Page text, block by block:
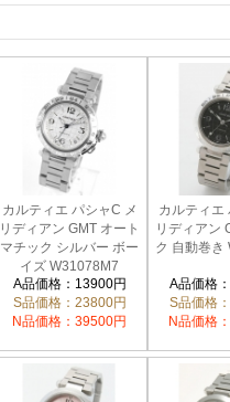
カルティエ パシャC メ
リディアン GMT オート
マチック シルバー ボー
イズ W31078M7
A品価格：13900円
S品価格：23800円
N品価格：39500円
カルティエ
リディアン
ク 自動巻き
A品価格
S品価格
N品価格